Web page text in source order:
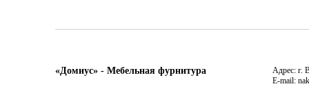
«Домиус» - Мебельная фурнитура
Адрес: г.
E-mail: